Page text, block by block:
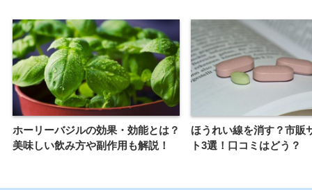
ホーリーバジルの効果・効能とは？
美味しい飲み方や副作用も解説！
ほうれい線を消す？市販
ト3選！口コミはどう？